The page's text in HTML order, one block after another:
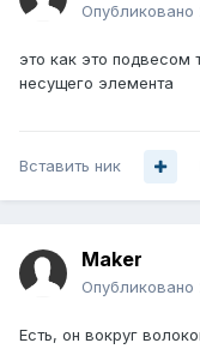
Опубликовано
это как это подвесом
несущего элемента
Вставить ник
Maker
Опубликовано
Есть, он вокруг